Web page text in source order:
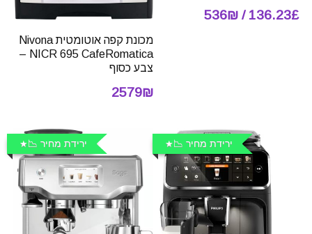
136.23£ / 536₪
מכונת קפה אוטומטית Nivona
NICR 695 CafeRomatica –
צבע כסוף
2579₪
ירידת מחיר 📉 ירידת מחיר 📉